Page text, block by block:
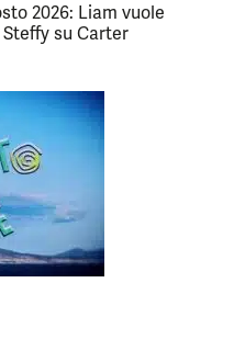
2026: Liam vuole
su Carter